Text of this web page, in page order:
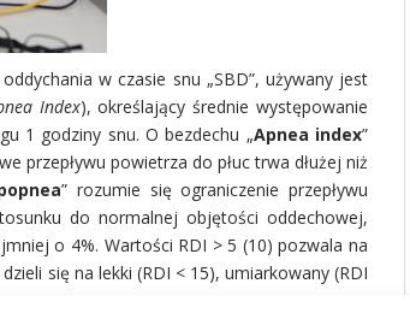
w czasie snu „SBD”, używany jest
Index), określający średnie występowanie
1 godziny snu. O bezdechu „Apnea index”
przepływu powietrza do płuc trwa dłużej niż
” rozumie się ograniczenie przepływu
do normalnej objętości oddechowej,
o 4%. Wartości RDI > 5 (10) pozwala na
się na lekki (RDI < 15), umiarkowany (RDI